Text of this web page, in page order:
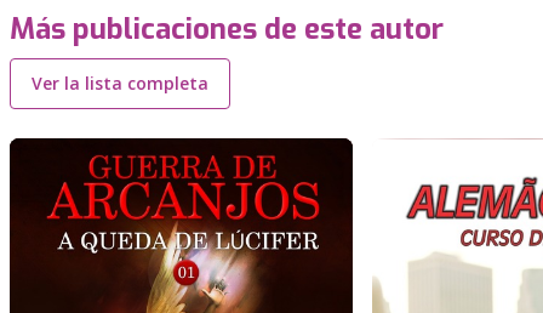
Más publicaciones de este autor
Ver la lista completa